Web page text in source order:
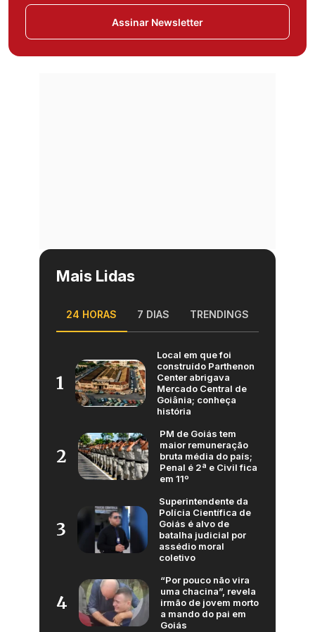
Assinar Newsletter
Mais Lidas
24 HORAS 7 DIAS TRENDINGS
1
Local em que foi
construído Parthenon
Center abrigava
Mercado Central de
Goiânia; conheça
história
2
PM de Goiás tem
maior remuneração
bruta média do país;
Penal é 2ª e Civil fica
em 11º
3
Superintendente da
Polícia Científica de
Goiás é alvo de
batalha judicial por
assédio moral
coletivo
4
“Por pouco não vira
uma chacina”, revela
irmão de jovem morto
a mando do pai em
Goiás